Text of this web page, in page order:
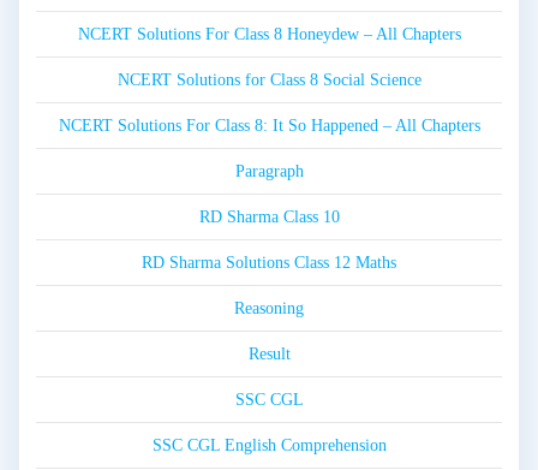
NCERT Solutions For Class 8 Honeydew – All Chapters
NCERT Solutions for Class 8 Social Science
NCERT Solutions For Class 8: It So Happened – All Chapters
Paragraph
RD Sharma Class 10
RD Sharma Solutions Class 12 Maths
Reasoning
Result
SSC CGL
SSC CGL English Comprehension